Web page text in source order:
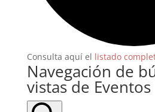
Consulta aquí el listado
Navegación de
vistas de Eventos